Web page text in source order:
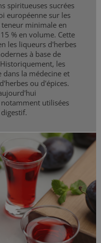
spiritueuses sucrées
européenne sur les
minimale en
% en volume. Cette
les liqueurs d'herbes
à base de
les
la médecine et
ou d'épices.
utilisées